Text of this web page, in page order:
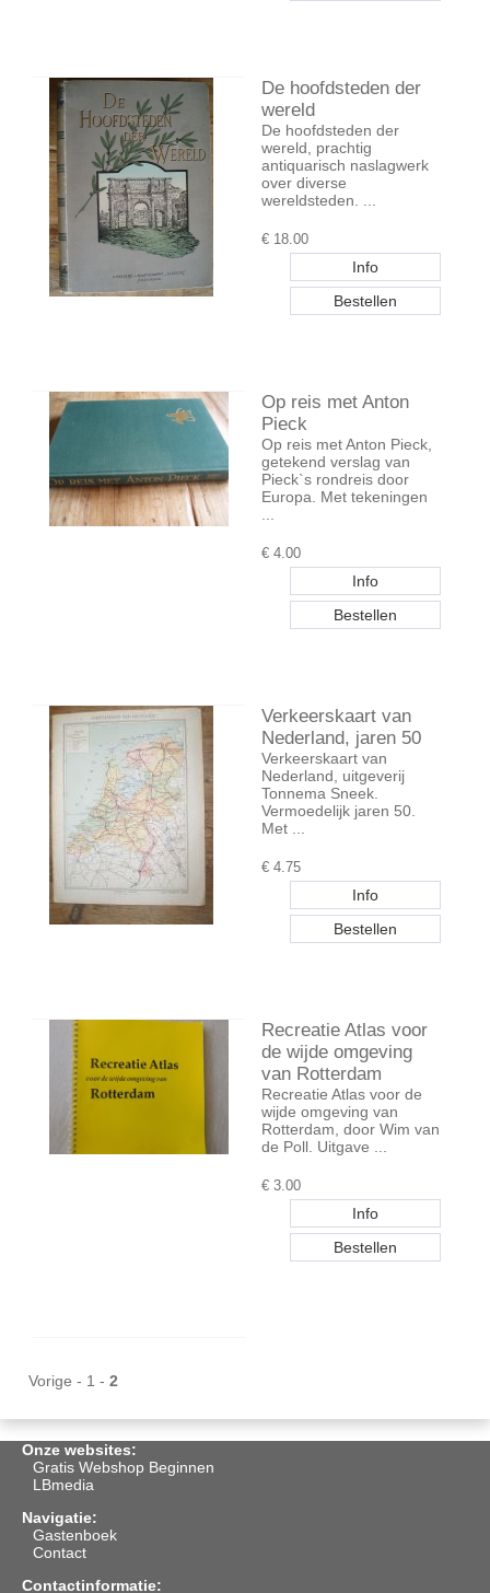
De hoofdsteden der
wereld
De hoofdsteden der
wereld, prachtig
antiquarisch naslagwerk
over diverse
wereldsteden. ...
€ 18.00
Op reis met Anton
Pieck
Op reis met Anton Pieck,
getekend verslag van
Pieck`s rondreis door
Europa. Met tekeningen
€ 4.00
Verkeerskaart van
Nederland, jaren 50
Verkeerskaart van
Nederland, uitgeverij
Tonnema Sneek.
Vermoedelijk jaren 50.
Met ...
€ 4.75
Recreatie Atlas voor
de wijde omgeving
van Rotterdam
Recreatie Atlas voor de
wijde omgeving van
Rotterdam, door Wim van
de Poll. Uitgave ...
€ 3.00
Vorige - 1 - 2
Onze websites:
Gratis Webshop Beginnen
LBmedia
Navigatie:
Gastenboek
Contact
Contactinformatie: